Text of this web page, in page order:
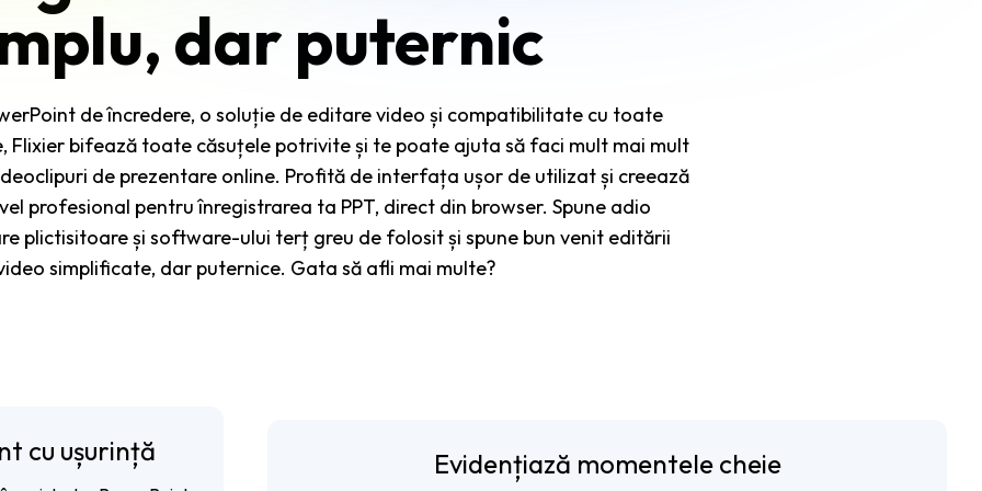
dar puternic
de încredere, o soluție de editare video și compatibilitate cu toate
Flixier bifează toate căsuțele potrivite și te poate ajuta să faci mult mai mult
de prezentare online. Profită de interfața ușor de utilizat și creează
profesional pentru înregistrarea ta PPT, direct din browser. Spune adio
plictisitoare și software-ului terț greu de folosit și spune bun venit editării
simplificate, dar puternice. Gata să afli mai multe?
cu ușurință Evidențiază momentele cheie